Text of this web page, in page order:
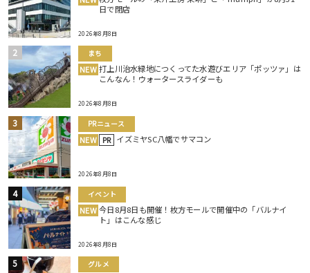
日で閉店
2026年8月8日
まち
NEW 打上川治水緑地につくってた水遊びエリア「ポッツァ」は
こんなん！ウォータースライダーも
2026年8月8日
PRニュース
NEW PR イズミヤSC八幡でサマコン
2026年8月8日
イベント
NEW 今日8月8日も開催！枚方モールで開催中の「バルナイ
ト」はこんな感じ
2026年8月8日
グルメ